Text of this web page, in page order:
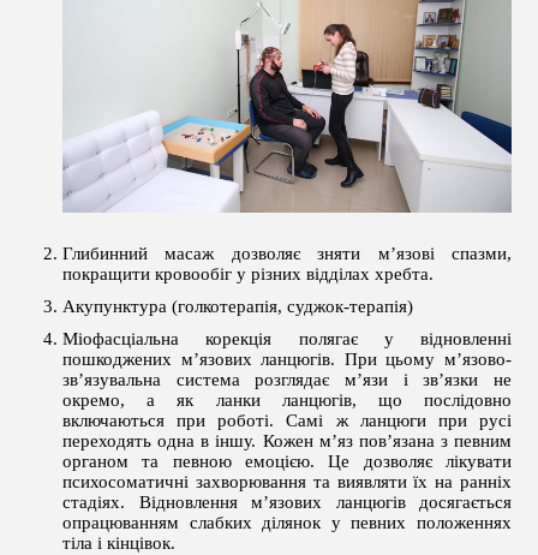
Глибинний масаж дозволяє зняти м’язові спазми,
покращити кровообіг у різних відділах хребта.
Акупунктура (голкотерапія, суджок-терапія)
Міофасціальна корекція полягає у відновленні
пошкоджених м’язових ланцюгів. При цьому м’язово-
зв’язувальна система розглядає м’язи і зв’язки не
окремо, а як ланки ланцюгів, що послідовно
включаються при роботі. Самі ж ланцюги при русі
переходять одна в іншу. Кожен м’яз пов’язана з певним
органом та певною емоцією. Це дозволяє лікувати
психосоматичні захворювання та виявляти їх на ранніх
стадіях. Відновлення м’язових ланцюгів досягається
опрацюванням слабких ділянок у певних положеннях
тіла і кінцівок.